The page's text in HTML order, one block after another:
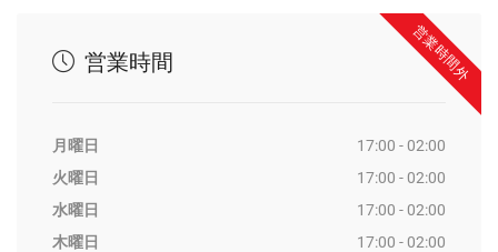
営業時間外
営業時間
月曜日
17:00 - 02:00
火曜日
17:00 - 02:00
水曜日
17:00 - 02:00
木曜日
17:00 - 02:00